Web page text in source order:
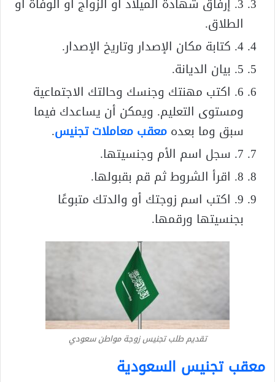
3. إرفاق شهادة الميلاد أو الزواج أو الوفاة أو
الطلاق.
4. كتابة مكان الإصدار وتاريخ الإصدار.
5. بيان الديانة.
6. اكتب مهنتك وجنسك وحالتك الاجتماعية
ومستوى التعليم. ويمكن أن يساعدك فيما
سبق وما بعدهمعقب معاملات تجنيس.
7. سجل اسم الأم وجنسيتها.
8. اقرأ الشروط ثم قم بقبولها.
9. اكتب اسم زوجتك أو والدتك متبوعًا
بجنسيتها ورقمها.
تقديم طلب تجنيس زوجة مواطن سعودي
معقب تجنيس السعودية